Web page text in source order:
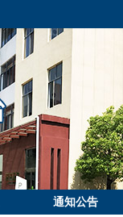
通知公告